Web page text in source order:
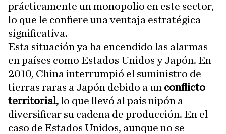
prácticamente un monopolio en este sector,
lo que le confiere una ventaja estratégica
significativa.
Esta situación ya ha encendido las alarmas
en países como Estados Unidos y Japón. En
2010, China interrumpió el suministro de
tierras raras a Japón debido a un conflicto
territorial,lo que llevó al país nipón a
diversificar su cadena de producción. En el
caso de Estados Unidos, aunque no se